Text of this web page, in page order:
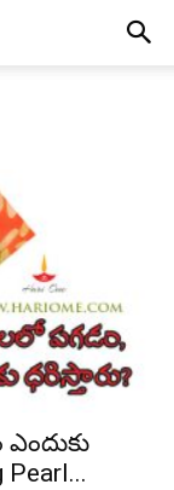
Pearl...